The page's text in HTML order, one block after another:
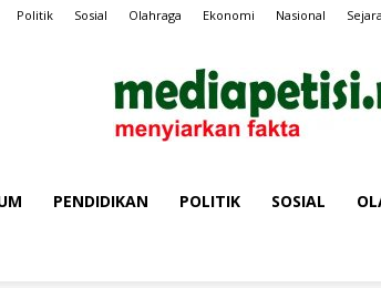
Politik Sosial Olahraga Ekonomi Nasional
MEDIA
PENDIDIKAN POLITIK SOSIAL